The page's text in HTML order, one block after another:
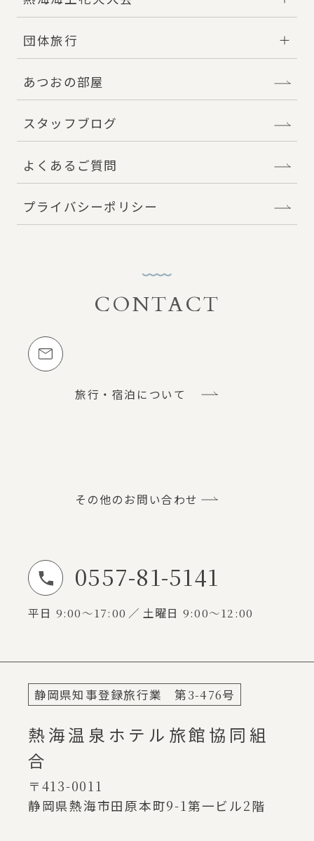
団体旅行
あつおの部屋
スタッフブログ
よくあるご質問
プライバシーポリシー
お問い合わせCONTACT
メールでのお問い合わせ
旅行・宿泊について
その他のお問い合わせ
お電話でのお問い合わせ
0557-81-5141
平日 9:00～17:00 土曜日 9:00～12:00
静岡県知事登録旅行業 第3-476号
熱海温泉ホテル旅館協同組
合
〒413-0011
静岡県熱海市田原本町9-1第一ビル2階